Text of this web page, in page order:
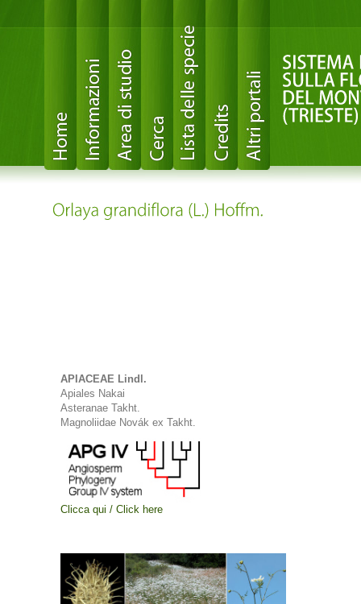
APIACEAE Lindl.
Apiales Nakai
Asteranae Takht.
Magnoliidae Novák ex Takht.
Clicca qui / Click here